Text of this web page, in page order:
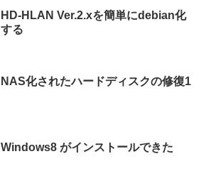
HD-HLAN Ver.2.xを簡単にdebian化
する
NAS化されたハードディスクの修復1
Windows8 がインストールできた